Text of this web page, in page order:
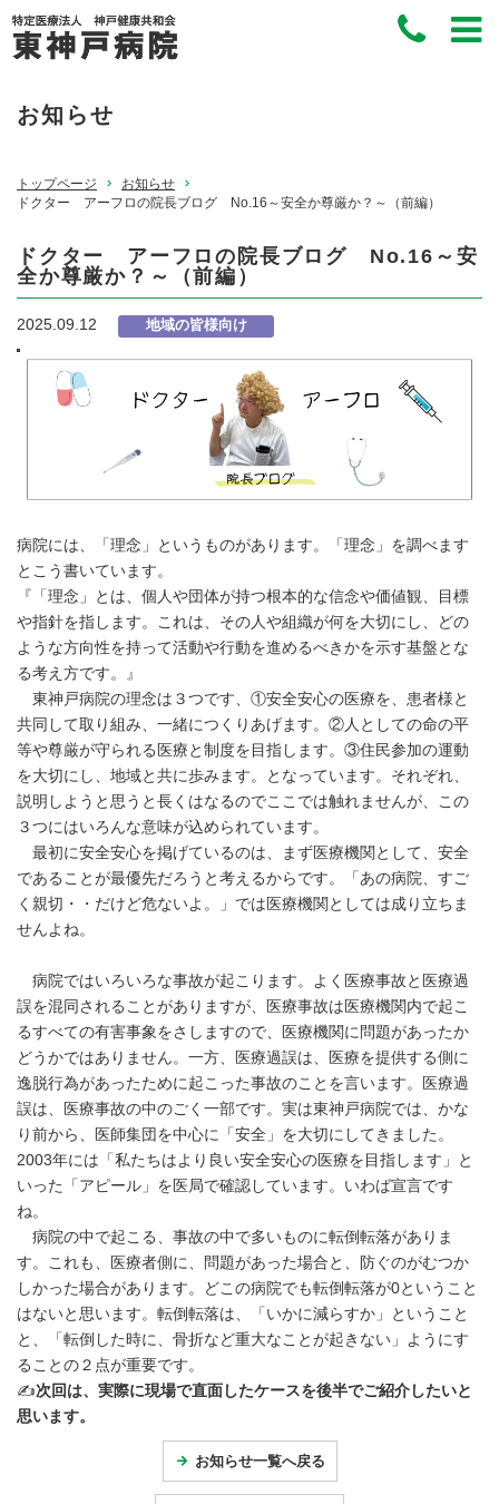
お知らせ
トップページ
お知らせ
ドクター アーフロの院長ブログ No.16～安全か尊厳か？～（前編）
ドクター アーフロの院長ブログ No.16～安
全か尊厳か？～（前編）
2025.09.12 地域の皆様向け
病院には、「理念」というものがあります。「理念」を調べます
とこう書いています。
『「理念」とは、個人や団体が持つ根本的な信念や価値観、目標
や指針を指します。これは、その人や組織が何を大切にし、どの
ような方向性を持って活動や行動を進めるべきかを示す基盤とな
る考え方です。』
東神戸病院の理念は３つです、①安全安心の医療を、患者様と
共同して取り組み、一緒につくりあげます。②人としての命の平
等や尊厳が守られる医療と制度を目指します。③住民参加の運動
を大切にし、地域と共に歩みます。となっています。それぞれ、
説明しようと思うと長くはなるのでここでは触れませんが、この
３つにはいろんな意味が込められています。
最初に安全安心を掲げているのは、まず医療機関として、安全
であることが最優先だろうと考えるからです。「あの病院、すご
く親切・・だけど危ないよ。」では医療機関としては成り立ちま
せんよね。
病院ではいろいろな事故が起こります。よく医療事故と医療過
誤を混同されることがありますが、医療事故は医療機関内で起こ
るすべての有害事象をさしますので、医療機関に問題があったか
どうかではありません。一方、医療過誤は、医療を提供する側に
逸脱行為があったために起こった事故のことを言います。医療過
誤は、医療事故の中のごく一部です。実は東神戸病院では、かな
り前から、医師集団を中心に「安全」を大切にしてきました。
2003年には「私たちはより良い安全安心の医療を目指します」と
いった「アピール」を医局で確認しています。いわば宣言です
ね。
病院の中で起こる、事故の中で多いものに転倒転落がありま
す。これも、医療者側に、問題があった場合と、防ぐのがむつか
しかった場合があります。どこの病院でも転倒転落が0ということ
はないと思います。転倒転落は、「いかに減らすか」ということ
と、「転倒した時に、骨折など重大なことが起きない」ようにす
ることの２点が重要です。
✍️次回は、実際に現場で直面したケースを後半でご紹介したいと
思います。
お知らせ一覧へ戻る